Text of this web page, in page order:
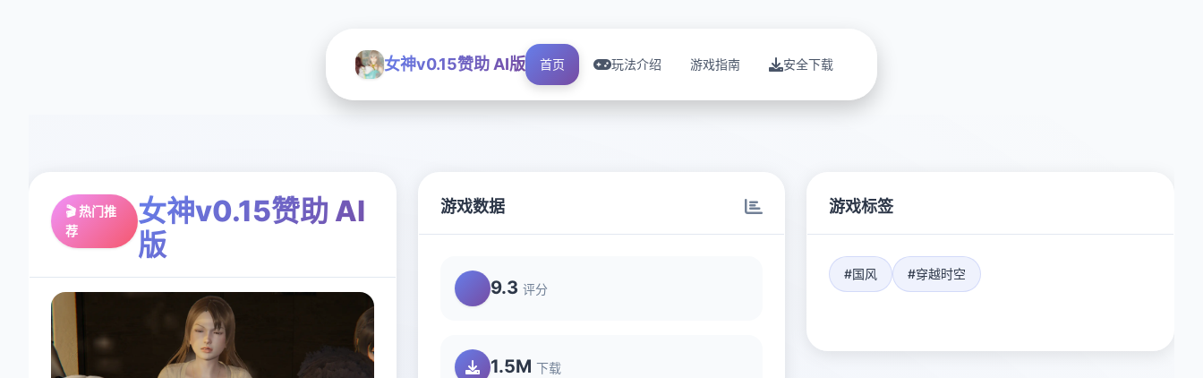
女神v0.15赞助 AI版 首页 玩法介绍 游戏指南 安全下载
🎬 热门推
荐
女神v0.15赞助 AI
版
游戏数据
9.3 评分
1.5M 下载
游戏标签
#国风 #穿越时空